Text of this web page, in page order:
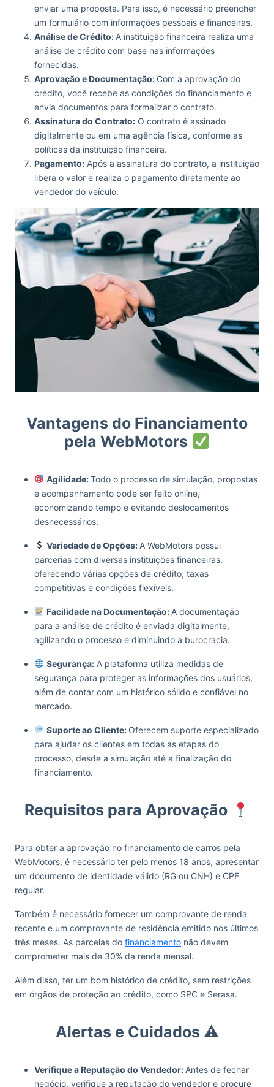
enviar uma proposta. Para isso, é necessário preencher
um formulário com informações pessoais e financeiras.
Análise de Crédito: A instituição financeira realiza uma
análise de crédito com base nas informações
fornecidas.
Aprovação e Documentação: Com a aprovação do
crédito, você recebe as condições do financiamento e
envia documentos para formalizar o contrato.
Assinatura do Contrato: O contrato é assinado
digitalmente ou em uma agência física, conforme as
políticas da instituição financeira.
Pagamento: Após a assinatura do contrato, a instituição
libera o valor e realiza o pagamento diretamente ao
vendedor do veículo.
Vantagens do Financiamento
pela WebMotors
Agilidade:Todo o processo de simulação, propostas
e acompanhamento pode ser feito online,
economizando tempo e evitando deslocamentos
desnecessários.
Variedade de Opções: A WebMotors possui
parcerias com diversas instituições financeiras,
oferecendo várias opções de crédito, taxas
competitivas e condições flexíveis.
Facilidade na Documentação: A documentação
para a análise de crédito é enviada digitalmente,
agilizando o processo e diminuindo a burocracia.
Segurança:A plataforma utiliza medidas de
segurança para proteger as informações dos usuários,
além de contar com um histórico sólido e confiável no
mercado.
Suporte ao Cliente: Oferecem suporte especializado
para ajudar os clientes em todas as etapas do
processo, desde a simulação até a finalização do
financiamento.
Requisitos para Aprovação
Para obter a aprovação no financiamento de carros pela
WebMotors, é necessário ter pelo menos 18 anos, apresentar
um documento de identidade válido (RG ou CNH) e CPF
regular.
Também é necessário fornecer um comprovante de renda
recente e um comprovante de residência emitido nos últimos
três meses. As parcelas do financiamento não devem
comprometer mais de 30% da renda mensal.
Além disso, ter um bom histórico de crédito, sem restrições
em órgãos de proteção ao crédito, como SPC e Serasa.
Alertas e Cuidados ⚠
Verifique a Reputação do Vendedor: Antes de fechar
negócio, verifique a reputação do vendedor e procure